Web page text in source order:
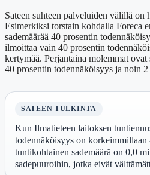
Sateen suhteen palveluiden välillä on
Esimerkiksi torstain kohdalla Foreca
sademäärää 40 prosentin
ilmoittaa vain 40 prosentin
kertymää. Perjantaina molemmat
40 prosentin todennäköisyys ja noin
SATEEN TULKINTA
Kun Ilmatieteen laitoksen
todennäköisyys on korkeimmillaan
tuntikohtainen sademäärä on 0,0
sadepuuroihin, jotka eivät